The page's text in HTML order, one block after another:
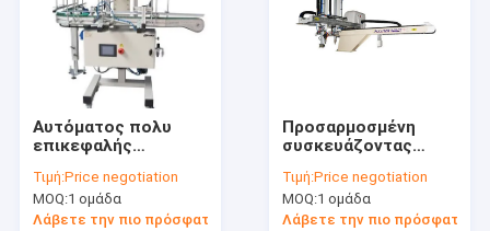
Αυτόματος πολυ
επικεφαλής
διαρροών
μπουκαλιών
Τιμή:Price negotiation
MOQ:1 ομάδα
Λάβετε την πιο πρόσφατη τιμή
Προσαρμοσμένη
συσκευάζοντας
σερβο διεπαφή
ρομπότ άξονα για
την πλαστική μηχανή
Τιμή:Price negotiation
MOQ:1 ομάδα
Λάβετε την πιο πρόσφατη